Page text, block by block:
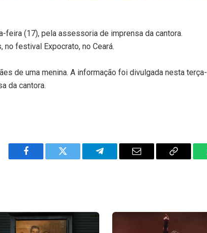
feira (17), pela assessoria de imprensa da cantora.
no festival Expocrato, no Ceará.
de uma menina. A informação foi divulgada nesta terça-
da cantora.
Facebook Twitter Telegram Email
Copy